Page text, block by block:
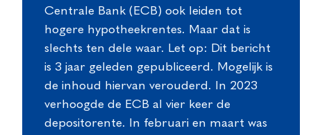
Centrale Bank (ECB) ook leiden tot
hogere hypotheekrentes. Maar dat is
slechts ten dele waar. Let op: Dit bericht
is 3 jaar geleden gepubliceerd. Mogelijk is
de inhoud hiervan verouderd. In 2023
verhoogde de ECB al vier keer de
depositorente. In februari en maart was